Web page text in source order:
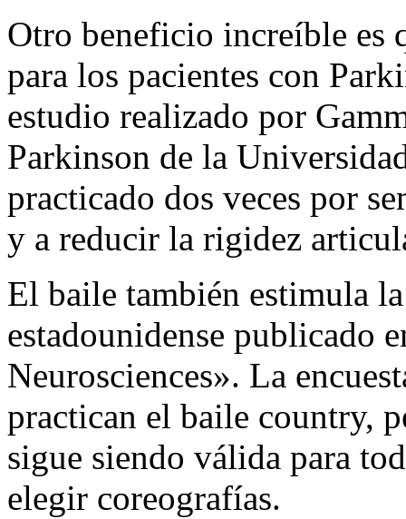
Otro beneficio increíble es
para los pacientes con
estudio realizado por
Parkinson de la
practicado dos veces por
y a reducir la rigidez
El baile también estimula
estadounidense publicado
Neurosciences». La
practican el baile country,
sigue siendo válida para
elegir coreografías.